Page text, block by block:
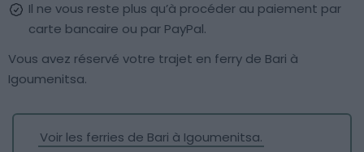
Il ne vous reste plus qu’à procéder au paiement par
carte bancaire ou par PayPal.
Vous avez réservé votre trajet en ferry de Bari à
Igoumenitsa.
Voir les ferries de Bari à Igoumenitsa.